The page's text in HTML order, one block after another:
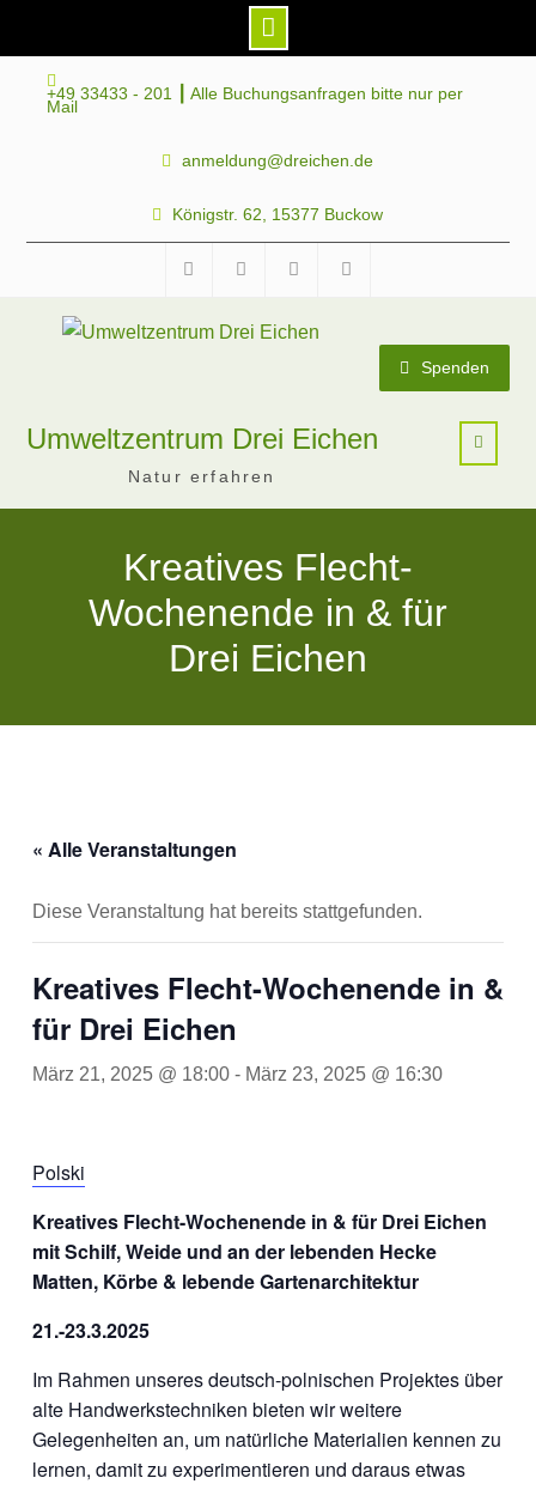
+49 33433 - 201 ┃ Alle Buchungsanfragen bitte nur per
Mail
anmeldung@dreichen.de
Königstr. 62, 15377 Buckow
Spenden
Umweltzentrum Drei Eichen
Natur erfahren
Kreatives Flecht-
Wochenende in & für
Drei Eichen
« Alle Veranstaltungen
Diese Veranstaltung hat bereits stattgefunden.
Kreatives Flecht-Wochenende in &
für Drei Eichen
März 21, 2025 @ 18:00- März 23, 2025 @ 16:30
Polski
Kreatives Flecht-Wochenende in & für Drei Eichen
mit Schilf, Weide und an der lebenden Hecke
Matten, Körbe & lebende Gartenarchitektur
21.-23.3.2025
Im Rahmen unseres deutsch-polnischen Projektes über
alte Handwerkstechniken bieten wir weitere
Gelegenheiten an, um natürliche Materialien kennen zu
lernen, damit zu experimentieren und daraus etwas